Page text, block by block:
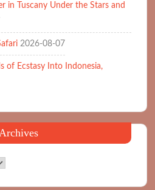
in Tuscany Under the Stars and
2026-08-07
of Ecstasy Into Indonesia,